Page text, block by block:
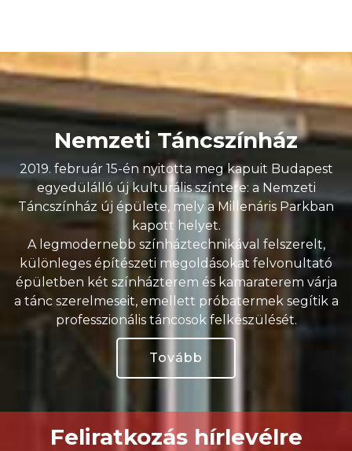
Nemzeti Táncszínház
2019. február 15-én nyitotta meg kapuit Budapest
egyedülálló új kulturális színtere: a Nemzeti
Táncszínház új épülete, mely a Millenáris Parkban
kapott helyet.
A legmodernebb színháztechnikával felszerelt,
különleges építészeti megoldásokat felvonultató
épületben két színházterem és kamaraterem várja
a tánc szerelmeseit, emellett próbatermek segítik a
professzionális táncosok felkészülését.
Tovább
Feliratkozás hírlevélre